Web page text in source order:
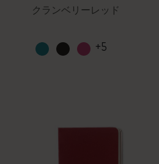
クランベリーレッド
+5